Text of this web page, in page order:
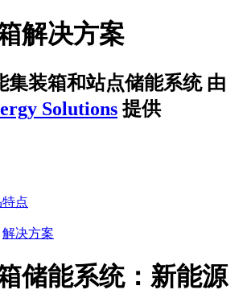
解决方案
集装箱和站点储能系统 由
Solutions 提供
点
解决方案
储能系统：新能源